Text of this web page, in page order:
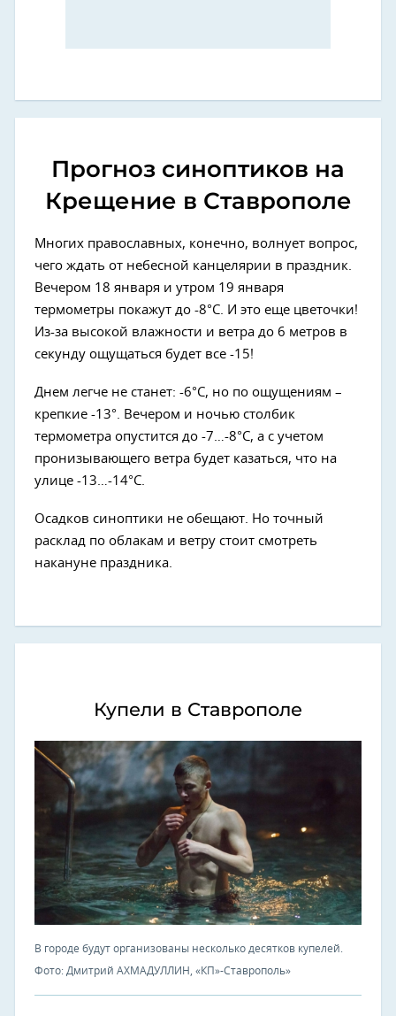
Прогноз синоптиков на
Крещение в Ставрополе
Многих православных, конечно, волнует вопрос,
чего ждать от небесной канцелярии в праздник.
Вечером 18 января и утром 19 января
термометры покажут до -8°C. И это еще цветочки!
Из-за высокой влажности и ветра до 6 метров в
секунду ощущаться будет все -15!
Днем легче не станет: -6°C, но по ощущениям –
крепкие -13°. Вечером и ночью столбик
термометра опустится до -7…-8°C, а с учетом
пронизывающего ветра будет казаться, что на
улице -13…-14°C.
Осадков синоптики не обещают. Но точный
расклад по облакам и ветру стоит смотреть
накануне праздника.
Купели в Ставрополе
В городе будут организованы несколько десятков купелей.
Фото: Дмитрий АХМАДУЛЛИН, «КП»-Ставрополь»